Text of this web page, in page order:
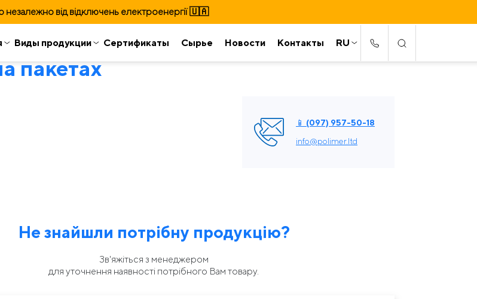
від відключень електроенергії 🇺🇦
Виды продукции Сертификаты Сырье Новости Контакты RU
пакетах
📱 (097) 957-50-18
info@polimer.ltd
Не знайшли потрібну продукцію?
Зв'яжіться з менеджером
для уточнення наявності потрібного Вам товару.